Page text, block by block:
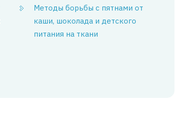
Методы борьбы с пятнами от
каши, шоколада и детского
питания на ткани